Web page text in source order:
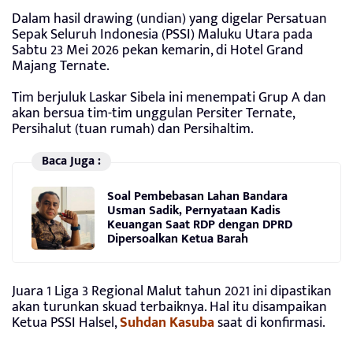
Dalam hasil drawing (undian) yang digelar Persatuan
Sepak Seluruh Indonesia (PSSI) Maluku Utara pada
Sabtu 23 Mei 2026 pekan kemarin, di Hotel Grand
Majang Ternate.
Tim berjuluk Laskar Sibela ini menempati Grup A dan
akan bersua tim-tim unggulan Persiter Ternate,
Persihalut (tuan rumah) dan Persihaltim.
Baca Juga :
Soal Pembebasan Lahan Bandara
Usman Sadik, Pernyataan Kadis
Keuangan Saat RDP dengan DPRD
Dipersoalkan Ketua Barah
Juara 1 Liga 3 Regional Malut tahun 2021 ini dipastikan
akan turunkan skuad terbaiknya. Hal itu disampaikan
Ketua PSSI Halsel,Suhdan Kasubasaat di konfirmasi.